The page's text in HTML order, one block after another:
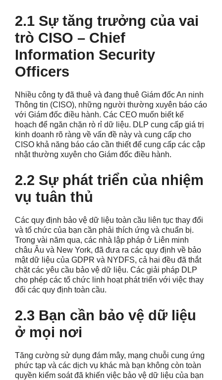
2.1 Sự tăng trưởng của vai
trò CISO – Chief
Information Security
Officers
Nhiều công ty đã thuê và đang thuê Giám đốc An ninh
Thông tin (CISO), những người thường xuyên báo cáo
với Giám đốc điều hành. Các CEO muốn biết kế
hoạch để ngăn chặn rò rỉ dữ liệu. DLP cung cấp giá trị
kinh doanh rõ ràng về vấn đề này và cung cấp cho
CISO khả năng báo cáo cần thiết để cung cấp các cập
nhật thường xuyên cho Giám đốc điều hành.
2.2 Sự phát triển của nhiệm
vụ tuân thủ
Các quy định bảo vệ dữ liệu toàn cầu liên tục thay đổi
và tổ chức của bạn cần phải thích ứng và chuẩn bị.
Trong vài năm qua, các nhà lập pháp ở Liên minh
châu Âu và New York, đã đưa ra các quy định về bảo
mật dữ liệu của GDPR và NYDFS, cả hai đều đã thắt
chặt các yêu cầu bảo vệ dữ liệu. Các giải pháp DLP
cho phép các tổ chức linh hoạt phát triển với việc thay
đổi các quy định toàn cầu.
2.3 Bạn cần bảo vệ dữ liệu
ở mọi nơi
Tăng cường sử dụng đám mây, mạng chuỗi cung ứng
phức tạp và các dịch vụ khác mà bạn không còn toàn
quyền kiểm soát đã khiến việc bảo vệ dữ liệu của bạn